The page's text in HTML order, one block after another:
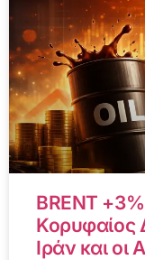
BRENT
Κορυφαίος
Ιράν και οι